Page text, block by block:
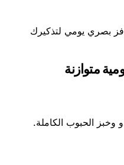
بصري يومي لتذكيرك
متوازنة
وخبز الحبوب الكاملة.